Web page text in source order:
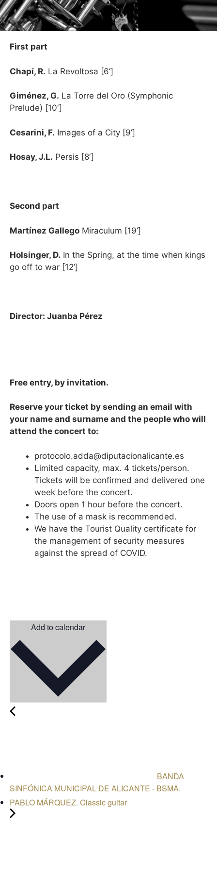
First part
Chapí, R. La Revoltosa [6’]
Giménez, G. La Torre del Oro (Symphonic
Prelude) [10′]
Cesarini, F. Images of a City [9’]
Hosay, J.L. Persis [8′]
Second part
Martínez Gallego Miraculum [19’]
Holsinger, D. In the Spring, at the time when kings
go off to war [12’]
Director: Juanba Pérez
Free entry, by invitation.
Reserve your ticket by sending an email with
your name and surname and the people who will
attend the concert to:
protocolo.adda@diputacionalicante.es
Limited capacity, max. 4 tickets/person.
Tickets will be confirmed and delivered one
week before the concert.
Doors open 1 hour before the concert.
The use of a mask is recommended.
We have the Tourist Quality certificate for
the management of security measures
against the spread of COVID.
BANDA
SINFÓNICA MUNICIPAL DE ALICANTE - BSMA.
PABLO MÁRQUEZ. Classic guitar